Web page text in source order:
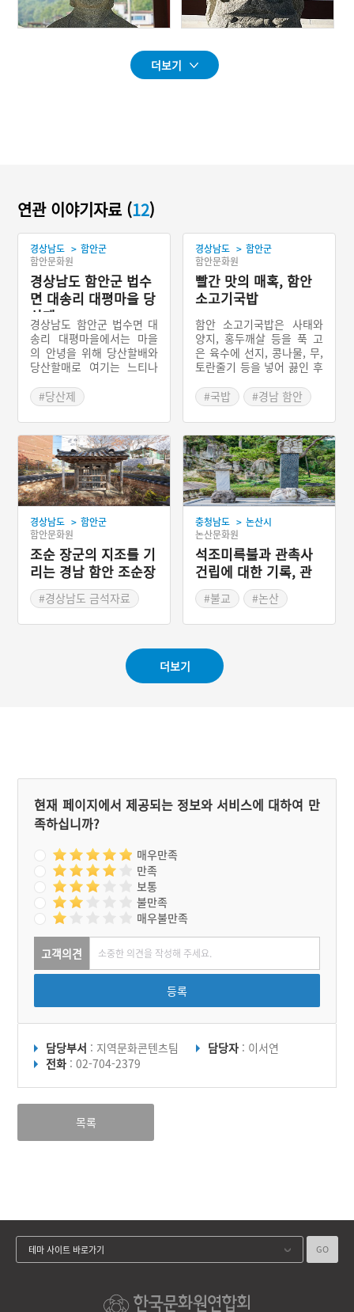
더보기
연관 이야기자료 (12)
경상남도 > 함안군
함안문화원
경상남도 함안군 법수
면 대송리 대평마을 당
산제
경상남도 함안군 법수면 대
송리 대평마을에서는 마을
의 안녕을 위해 당산할배와
당산할매로 여기는 느티나
마을제사를 지낸다. 마을 어
귀 서쪽에 당산할매나무가
있고 여기서 1킬로미터 정
도 떨어진 곳에 당산할배나
무가 있다. 과거에는 제의
끝에 달집태우기도 하였으
나 현재는 하지 않고 있다.
#당산제
경상남도 > 함안군
함안문화원
빨간 맛의 매혹, 함안
소고기국밥
함안 소고기국밥은 사태와
양지, 홍두깨살 등을 푹 고
은 육수에 선지, 콩나물, 무,
토란줄기 등을 넣어 끓인 후
말아내는 경상남도 함안군
의 향토음식이다. 지금은 경
상남도 함안군 함안면 북촌
2길 일대 함안장터 안에 한
우국밥촌이 형성되어 있는
데, 대구식당과 한성식당의
소고기국밥이 유명하다.
#국밥
#경남 함안
경상남도 > 함안군
함안문화원
조순 장군의 지조를 기
리는 경남 함안 조순장
군비
#경상남도 금석자료
충청남도 > 논산시
논산문화원
석조미륵불과 관촉사
건립에 대한 기록, 관
촉사 사적비
#불교
#논산
더보기
현재 페이지에서 제공되는 정보와 서비스에 대하여 만
족하십니까?
매우만족
만족
보통
불만족
매우불만족
고객의견
등록
담당부서 : 지역문화콘텐츠팀 담당자 : 이서연
전화 : 02-704-2379
목록
테마 사이트 바로가기 GO